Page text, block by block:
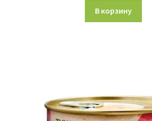
В корзину